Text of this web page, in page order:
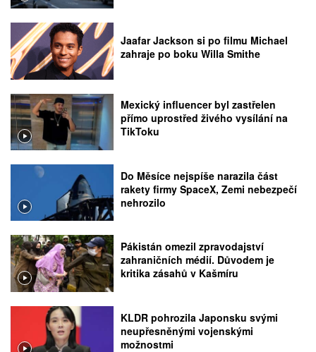
Jaafar Jackson si po filmu Michael
zahraje po boku Willa Smithe
Mexický influencer byl zastřelen
přímo uprostřed živého vysílání na
TikToku
Do Měsíce nejspíše narazila část
rakety firmy SpaceX, Zemi nebezpečí
nehrozilo
Pákistán omezil zpravodajství
zahraničních médií. Důvodem je
kritika zásahů v Kašmíru
KLDR pohrozila Japonsku svými
neupřesněnými vojenskými
možnostmi